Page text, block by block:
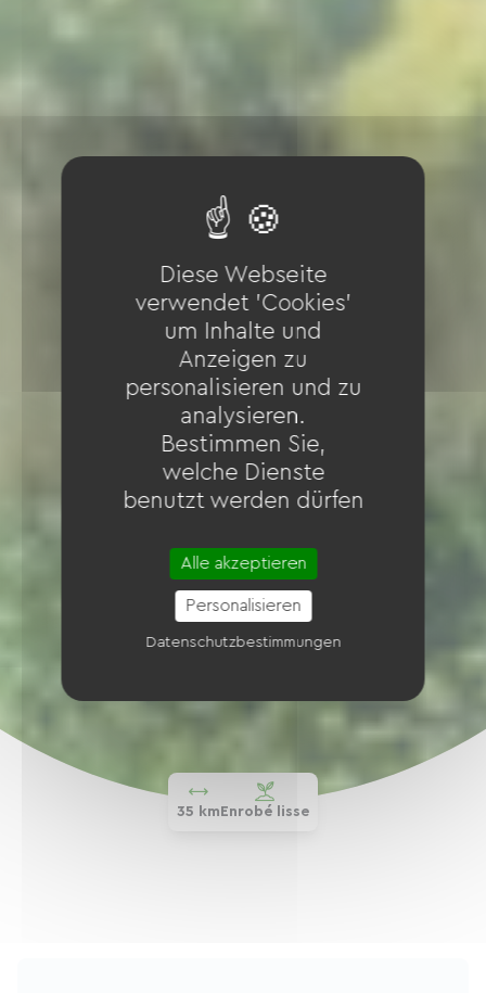
35 km Enrobé lisse
Diese Webseite
verwendet 'Cookies'
um Inhalte und
Anzeigen zu
personalisieren und zu
analysieren.
Bestimmen Sie,
welche Dienste
benutzt werden dürfen
Alle akzeptieren
Personalisieren
Datenschutzbestimmungen